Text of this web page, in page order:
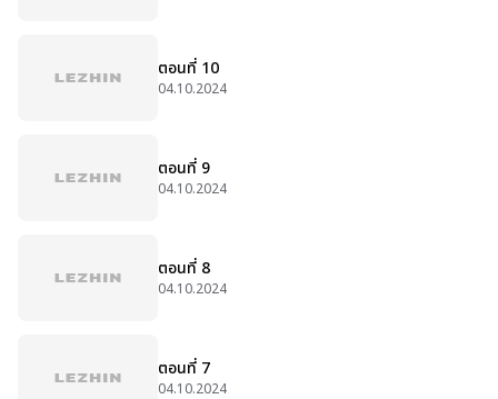
ตอนที่ 10
04.10.2024
ตอนที่ 9
04.10.2024
ตอนที่ 8
04.10.2024
ตอนที่ 7
04.10.2024